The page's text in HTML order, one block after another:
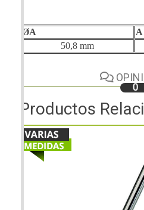
ØA A
50,8 mm
0
Productos